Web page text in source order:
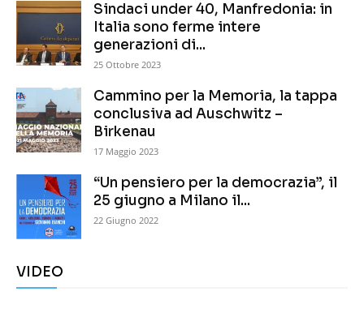
Sindaci under 40, Manfredonia: in
Italia sono ferme intere
generazioni di...
25 Ottobre 2023
Cammino per la Memoria, la tappa
conclusiva ad Auschwitz –
Birkenau
17 Maggio 2023
“Un pensiero per la democrazia”, il
25 giugno a Milano il...
22 Giugno 2022
VIDEO